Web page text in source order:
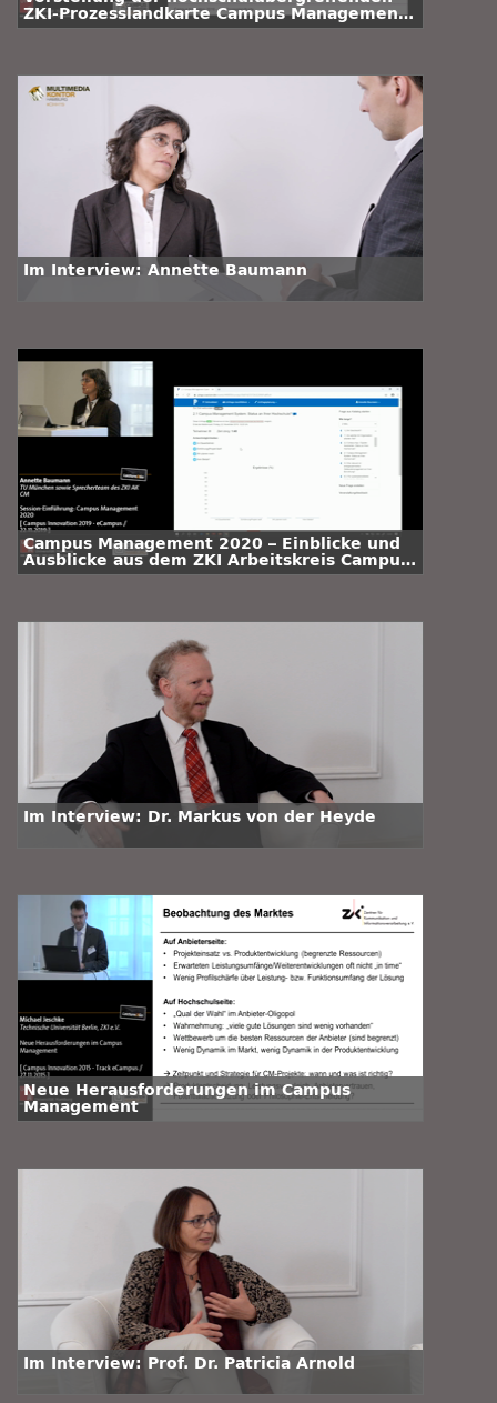
ZKI-Prozesslandkarte Campus Management
– Konzeption und Anwendungsfelder
Im Interview: Annette Baumann
Campus Management 2020 – Einblicke und
Ausblicke aus dem ZKI Arbeitskreis Campus
Management
Im Interview: Dr. Markus von der Heyde
Neue Herausforderungen im Campus
Management
Im Interview: Prof. Dr. Patricia Arnold